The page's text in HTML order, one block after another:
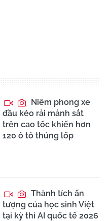
Niêm phong xe
đầu kéo rải mảnh sắt
trên cao tốc khiến hơn
120 ô tô thủng lốp
Thành tích ấn
tượng của học sinh Việt
tại kỳ thi AI quốc tế 2026